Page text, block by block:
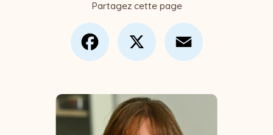
Partagez cette page
Facebook